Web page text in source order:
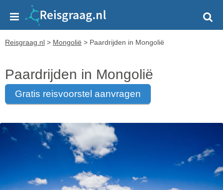
Reisgraag.nl > Mongolië > Paardrijden in Mongolië
Paardrijden in Mongolië
gratis reisvoorstel aanvragen